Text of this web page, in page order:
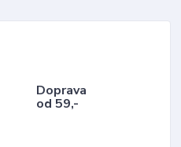
Doprava
od 59,-